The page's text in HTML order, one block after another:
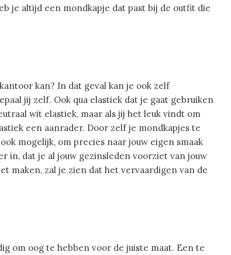
je altijd een mondkapje dat past bij de outfit die
kan? In dat geval kan je ook zelf
jij zelf. Ook qua elastiek dat je gaat gebruiken
wit elastiek, maar als jij het leuk vindt om
een aanrader. Door zelf je mondkapjes te
mogelijk, om precies naar jouw eigen smaak
in, dat je al jouw gezinsleden voorziet van jouw
maken, zal je zien dat het vervaardigen van de
om oog te hebben voor de juiste maat. Een te